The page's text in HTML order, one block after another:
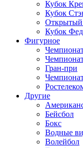
Кубок
Кубок
Открытый
Кубок
Фигурное
Гран-при
Другие
Бейсбол
Бокс
Водные
Волейбол